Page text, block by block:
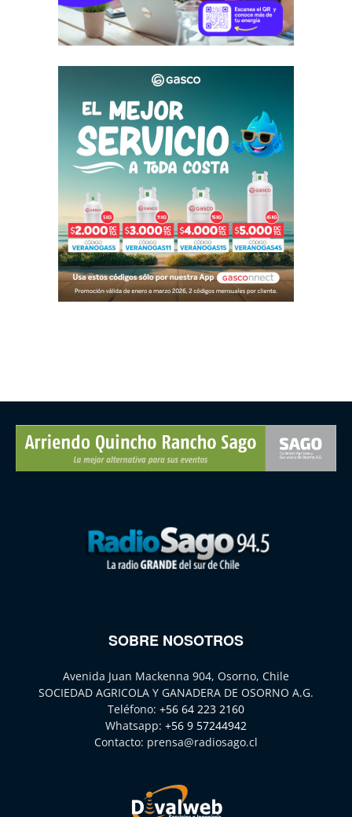
SOBRE NOSOTROS
Avenida Juan Mackenna 904, Osorno, Chile
SOCIEDAD AGRICOLA Y GANADERA DE OSORNO A.G.
Teléfono: +56 64 223 2160
Whatsapp: +56 9 57244942
Contacto: prensa@radiosago.cl